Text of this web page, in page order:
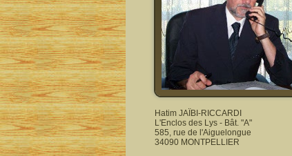
Hatim JAÏBI-RICCARDI
L'Enclos des Lys - Bât. "A"
585, rue de l'Aiguelongue
34090 MONTPELLIER